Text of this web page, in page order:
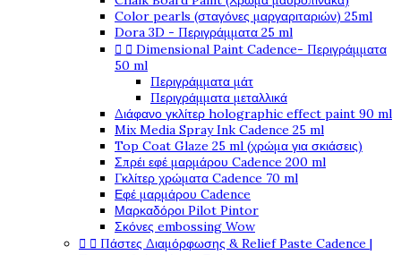
Color pearls (σταγόνες μαργαριταριών) 25ml
Dora 3D - Περιγράμματα 25 ml
  Dimensional Paint Cadence- Περιγράμματα
50 ml
Περιγράμματα μάτ
Περιγράμματα μεταλλικά
Διάφανο γκλίτερ holographic effect paint 90 ml
Mix Media Spray Ink Cadence 25 ml
Top Coat Glaze 25 ml (χρώμα για σκιάσεις)
Σπρέι εφέ μαρμάρου Cadence 200 ml
Γκλίτερ χρώματα Cadence 70 ml
Εφέ μαρμάρου Cadence
Μαρκαδόροι Pilot Pintor
Σκόνες embossing Wow
  Πάστες Διαμόρφωσης & Relief Paste Cadence |